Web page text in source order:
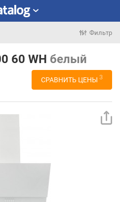
Фильтр
60 WH белый
СРАВНИТЬ ЦЕНЫ 3